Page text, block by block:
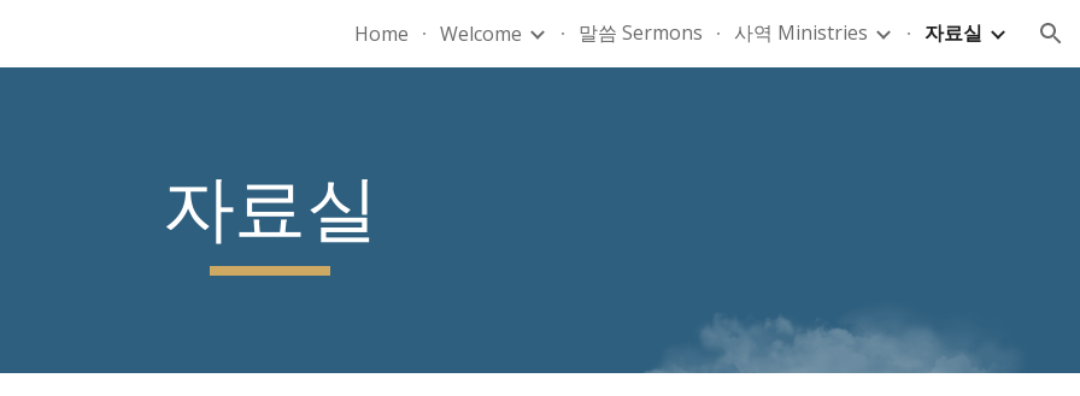
Skip to navigation
Home Welcome 말씀 Sermons 사역 Ministries 자료실
자료실